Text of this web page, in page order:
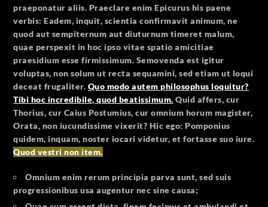
praeponatur aliis. Praeclare enim Epicurus his paene
verbis: Eadem, inquit, scientia confirmavit animum, ne
quod aut sempiternum aut diuturnum timeret malum,
quae perspexit in hoc ipso vitae spatio amicitiae
praesidium esse firmissimum. Semovenda est igitur
voluptas, non solum ut recta sequamini, sed etiam ut loqui
deceat frugaliter. Quo modo autem philosophus loquitur?
Tibi hoc incredibile, quod beatissimum. Quid affers, cur
Thorius, cur Caius Postumius, cur omnium horum magister,
Orata, non iucundissime vixerit? Hic ego: Pomponius
quidem, inquam, noster iocari videtur, et fortasse suo iure.
Quod vestri non item.
Omnium enim rerum principia parva sunt, sed suis
progressionibus usa augentur nec sine causa;